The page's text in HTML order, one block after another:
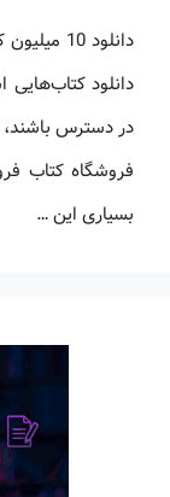
دانلود
دانلود
در دسترس باشند،
فروشگاه کتاب
بسیاری این …